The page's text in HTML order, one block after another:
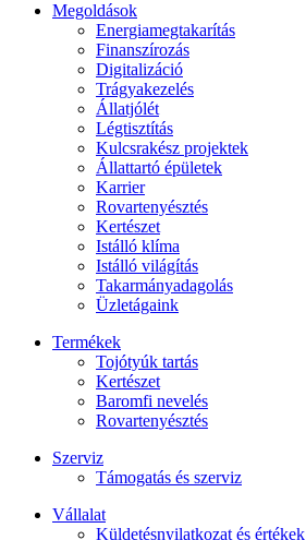
Megoldások
Energiamegtakarítás
Finanszírozás
Digitalizáció
Trágyakezelés
Állatjólét
Légtisztítás
Kulcsrakész projektek
Állattartó épületek
Karrier
Rovartenyésztés
Kertészet
Istálló klíma
Istálló világítás
Takarmányadagolás
Üzletágaink
Termékek
Tojótyúk tartás
Kertészet
Baromfi nevelés
Rovartenyésztés
Szerviz
Támogatás és szerviz
Vállalat
Küldetésnyilatkozat és értékek